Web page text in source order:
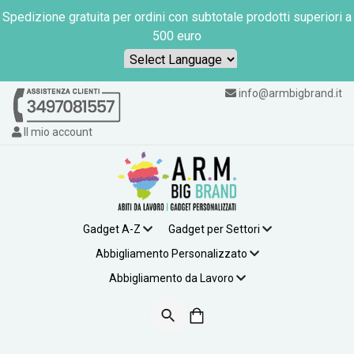
Spedizione gratuita per ordini con subtotale prodotti superiori a
500 euro
Powered by
info@armbigbrand.it
Il mio account
Gadget A-Z
Gadget per Settori
Abbigliamento Personalizzato
Abbigliamento da Lavoro